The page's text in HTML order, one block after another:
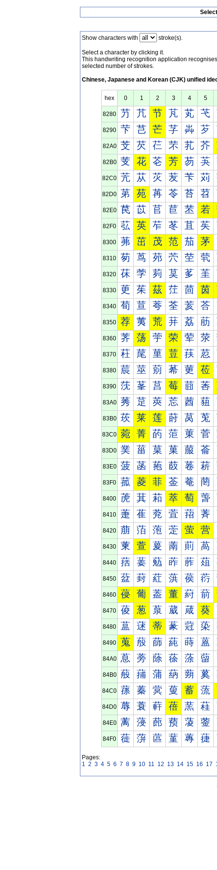
Show characters with stroke(s).
Select a character by clicking it.
This handwriting recognition application
selected number of strokes.
Chinese, Japanese and Korean (CJK) unified
hex 0 1 2 3 4 5
8280 芀 芁 节 芃 芄 芅
8290 芐 芑 芒 芓 芔 芕
82A0 芠 芡 芢 芣 芤 芥
82B0 芰 花 芲 芳 芴 芵
82C0 苀 苁 苂 苃 苄 苅
82D0 苐 苑 苒 苓 苔 苕
82E0 苠 苡 苢 苣 苤 若
82F0 苰 英 苲 苳 苴 苵
8300 茀 茁 茂 范 茄 茅
8310 茐 茑 茒 茓 茔 茕
8320 茠 茡 茢 茣 茤 茥
8330 茰 茱 茲 茳 茴 茵
8340 荀 荁 荂 荃 荄 荅
8350 荐 荑 荒 荓 荔 荕
8360 荠 荡 荢 荣 荤 荥
8370 荰 荱 荲 荳 荴 荵
8380 莀 莁 莂 莃 莄 莅
8390 莐 莑 莒 莓 莔 莕
83A0 莠 莡 莢 莣 莤 莥
83B0 莰 莱 莲 莳 莴 莵
83C0 菀 菁 菂 菃 菄 菅
83D0 菐 菑 菒 菓 菔 菕
83E0 菠 菡 菢 菣 菤 菥
83F0 菰 菱 菲 菳 菴 菵
8400 萀 萁 萂 萃 萄 萅
8410 萐 萑 萒 萓 萔 萕
8420 萠 萡 萢 萣 萤 营
8430 萰 萱 萲 萳 萴 萵
8440 葀 葁 葂 葃 葄 葅
8450 葐 葑 葒 葓 葔 葕
8460 葠 葡 葢 董 葤 葥
8470 葰 葱 葲 葳 葴 葵
8480 蒀 蒁 蒂 蒃 蒄 蒅
8490 蒐 蒑 蒒 蒓 蒔 蒕
84A0 蒠 蒡 蒢 蒣 蒤 蒥
84B0 蒰 蒱 蒲 蒳 蒴 蒵
84C0 蓀 蓁 蓂 蓃 蓄 蓅
84D0 蓐 蓑 蓒 蓓 蓔 蓕
84E0 蓠 蓡 蓢 蓣 蓤 蓥
84F0 蓰 蓱 蓲 蓳 蓴 蓵
Pages:
1 2 3 4 5 6 7 8 9 10 11 12 13 14 15 16 17